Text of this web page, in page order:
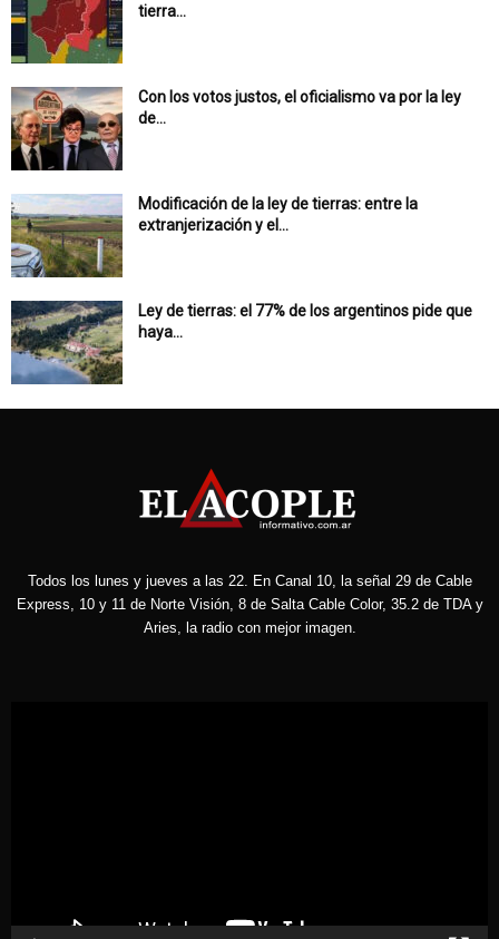
tierra...
Con los votos justos, el oficialismo va por la ley
de...
Modificación de la ley de tierras: entre la
extranjerización y el...
Ley de tierras: el 77% de los argentinos pide que
haya...
Todos los lunes y jueves a las 22. En Canal 10, la señal 29 de Cable
Express, 10 y 11 de Norte Visión, 8 de Salta Cable Color, 35.2 de TDA y
Aries, la radio con mejor imagen.